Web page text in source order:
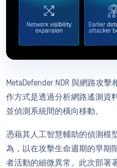
MetaDefender NDR 與網路攻
作方式是透過分析網路遙測資
並偵測系統間的橫向移動。
憑藉其人工智慧輔助的偵測模
為，以在攻擊生命週期的早期
者活動的細微異常。此次部署